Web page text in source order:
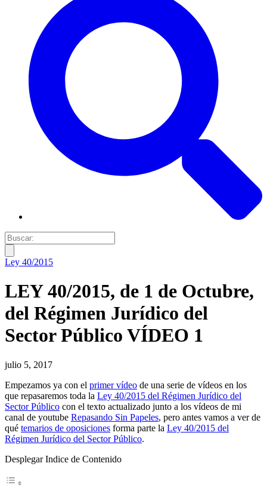
Ley 40/2015
LEY 40/2015, de 1 de Octubre,
del Régimen Jurídico del
Sector Público VÍDEO 1
julio 5, 2017
Empezamos ya con el primer vídeo de una serie de vídeos en los
que repasaremos toda la Ley 40/2015 del Régimen Jurídico del
Sector Público con el texto actualizado junto a los vídeos de mi
canal de youtube Repasando Sin Papeles, pero antes vamos a ver de
qué temarios de oposiciones forma parte la Ley 40/2015 del
Régimen Jurídico del Sector Público.
Desplegar Indice de Contenido